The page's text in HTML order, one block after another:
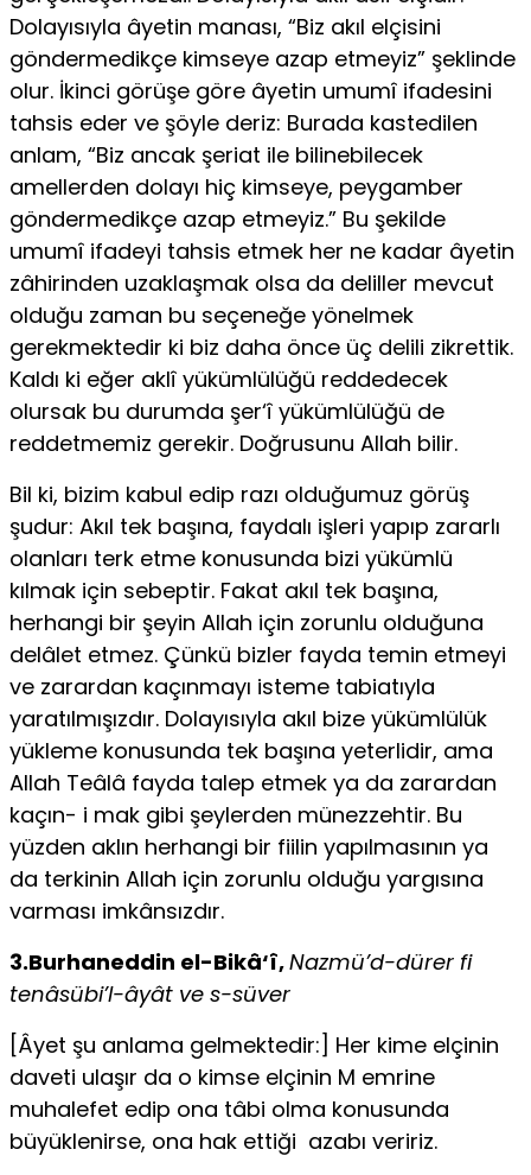
Dolayısıyla âyetin manası, “Biz akıl elçisini
göndermedikçe kimseye azap etmeyiz” şeklinde
olur. İkinci görüşe göre âyetin umumî ifadesini
tahsis eder ve şöyle deriz: Burada kastedilen
an­lam, “Biz ancak şeriat ile bilinebilecek
amellerden dolayı hiç kimseye, peygam­ber
göndermedikçe azap etmeyiz.” Bu şekilde
umumî ifadeyi tahsis etmek her ne kadar âyetin
zâhirinden uzaklaşmak olsa da deliller mevcut
olduğu zaman bu seçeneğe yönelmek
gerekmektedir ki biz daha önce üç delili zikrettik.
Kaldı ki eğer aklî yükümlülüğü reddedecek
olursak bu durumda şer‘î yükümlülüğü de
reddetmemiz gerekir. Doğrusunu Allah bilir.
Bil ki, bizim kabul edip razı olduğumuz görüş
şudur: Akıl tek başına, fay­dalı işleri yapıp zararlı
olanları terk etme konusunda bizi yükümlü
kılmak için sebeptir. Fakat akıl tek başına,
herhangi bir şeyin Allah için zorunlu olduğuna
delâlet etmez. Çünkü bizler fayda temin etmeyi
ve zarardan kaçınmayı isteme tabiatıyla
yaratılmışızdır. Dolayısıyla akıl bize yükümlülük
yükleme konusunda tek başına yeterlidir, ama
Allah Teâlâ fayda talep etmek ya da zarardan
kaçın- i mak gibi şeylerden münezzehtir. Bu
yüzden aklın herhangi bir fiilin yapılma­sının ya
da terkinin Allah için zorunlu olduğu yargısına
varması imkânsızdır.
3.Burhaneddin el-Bikâ‘î,Nazmü’d-dürer fi
tenâsübi’l-âyât ve s-süver
[Âyet şu anlama gelmektedir:] Her kime elçinin
daveti ulaşır da o kimse elçinin M emrine
muhalefet edip ona tâbi olma konusunda
büyüklenirse, ona hak ettiği azabı veririz.